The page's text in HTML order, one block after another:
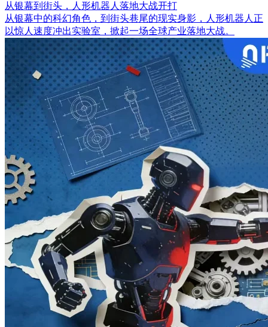
从银幕到街头，人形机器人落地大战开打
从银幕中的科幻角色，到街头巷尾的现实身影，人形机器人正
以惊人速度冲出实验室，掀起一场全球产业落地大战。